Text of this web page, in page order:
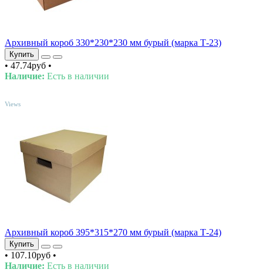
Архивный короб 330*230*230 мм бурый (марка Т-23)
Купить
• 47.74руб •
Наличие: Есть в наличии
Views
Архивный короб 395*315*270 мм бурый (марка Т-24)
Купить
• 107.10руб •
Наличие: Есть в наличии